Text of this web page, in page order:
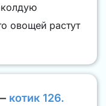
овощей растут
котик 126.